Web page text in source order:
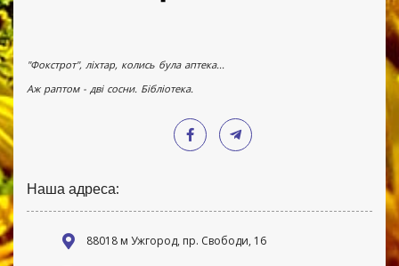
"Фокстрот", ліхтар, колись була аптека...
Аж раптом - дві сосни. Бібліотека.
Наша адреса:
88018 м Ужгород, пр. Свободи, 16